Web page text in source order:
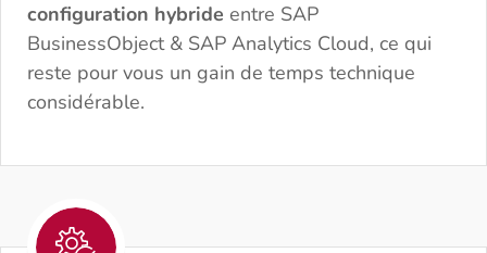
configuration hybride entre SAP
BusinessObject & SAP Analytics Cloud, ce qui
reste pour vous un gain de temps technique
considérable.